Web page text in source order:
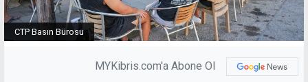
CTP Basın Bürosu
MYKibris.com'a Abone Ol